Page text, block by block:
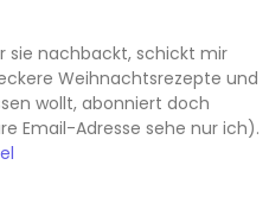
sie nachbackt, schickt mir
Weihnachtsrezepte und
wollt, abonniert doch
Email-Adresse sehe nur ich).